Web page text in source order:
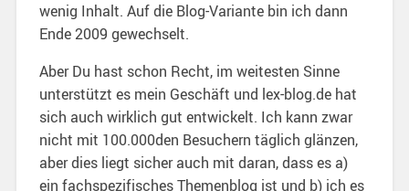
wenig Inhalt. Auf die Blog-Variante bin ich dann
Ende 2009 gewechselt.
Aber Du hast schon Recht, im weitesten Sinne
unterstützt es mein Geschäft und lex-blog.de hat
sich auch wirklich gut entwickelt. Ich kann zwar
nicht mit 100.000den Besuchern täglich glänzen,
aber dies liegt sicher auch mit daran, dass es a)
ein fachspezifisches Themenblog ist und b) ich es